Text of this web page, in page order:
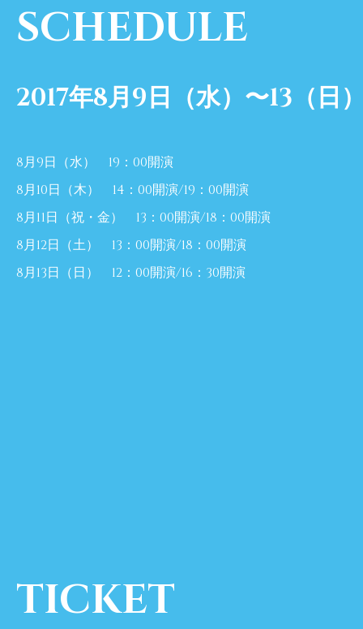
SCHEDULE
2017年8月9日（水）〜13（日
8月9日（水） 19：00開演
8月10日（木） 14：00開演/19：00開演
8月11日（祝・金） 13：00開演/18：00開演
8月12日（土） 13：00開演/18：00開演
8月13日（日） 12：00開演/16：30開演
TICKET